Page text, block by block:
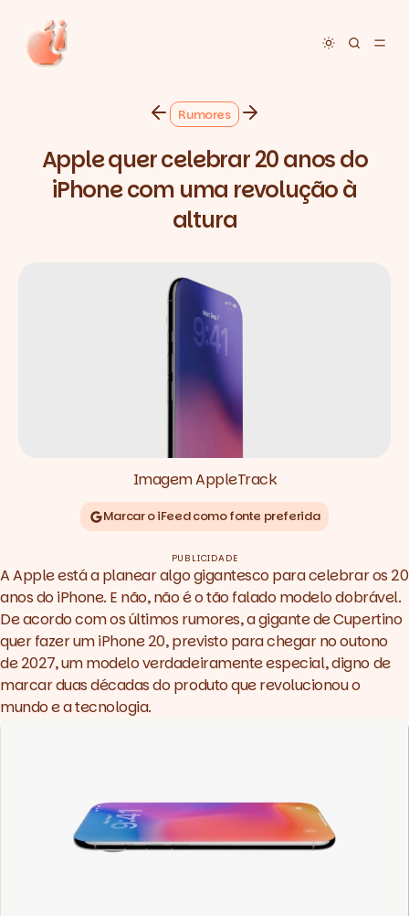
Toggle
Rumores
Apple quer celebrar 20 anos do
iPhone com uma revolução à
altura
Imagem AppleTrack
Marcar o iFeed como fonte preferida
PUBLICIDADE
A Apple está a planear algo gigantesco para celebrar os 20
anos do iPhone. E não, não é o tão falado modelo dobrável.
De acordo com os últimos rumores,a gigante de Cupertino
quer fazer um iPhone 20, previsto para chegar no outono
de 2027, um modelo verdadeiramente especial, digno de
marcar duas décadas do produto que revolucionou o
mundo e a tecnologia.